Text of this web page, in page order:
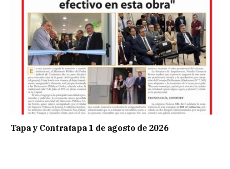
Tapa y Contratapa 1 de agosto de 2026